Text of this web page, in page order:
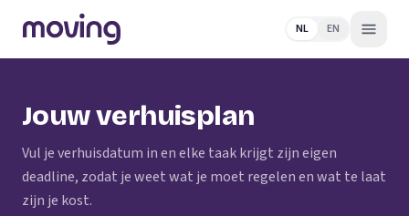
NL EN
Jouw verhuisplan
Vul je verhuisdatum in en elke taak krijgt zijn eigen
deadline, zodat je weet wat je moet regelen en wat te laat
zijn je kost.